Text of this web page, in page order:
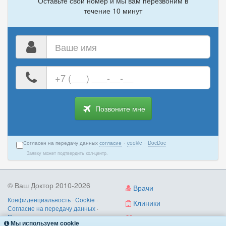
Нейропсихолог
Нефролог
Окулист (офтальмолог)
Ортопед 24
Остеопат
П
Педиатр
Пластический хирург 7
течение 10 минут
номер
телефона
Позвоните мне
Согласен на передачу данных согласие · cookie · DocDoc
Заявку может подтвердить кол-центр.
Врачи
Клиники
Диагностика
© Ваш Доктор 2010-2026
Конфиденциальность · Cookie ·
Согласие на передачу данных ·
Пользовательское соглашение·
Мы используем cookie